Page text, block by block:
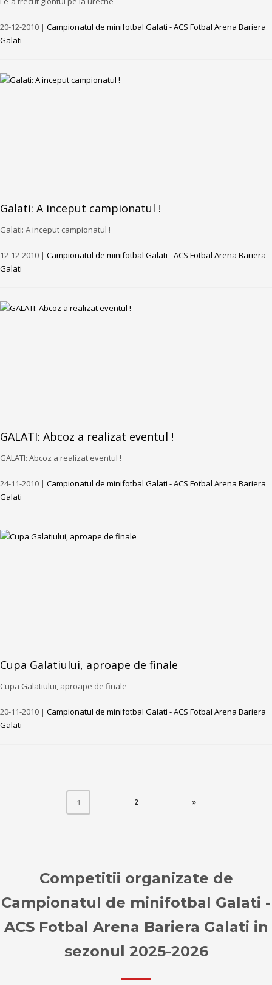
20-12-2010 | Campionatul de minifotbal Galati - ACS Fotbal Arena Bariera
Galati
Galati: A inceput campionatul !
Galati: A inceput campionatul !
12-12-2010 | Campionatul de minifotbal Galati - ACS Fotbal Arena Bariera
Galati
GALATI: Abcoz a realizat eventul !
GALATI: Abcoz a realizat eventul !
24-11-2010 | Campionatul de minifotbal Galati - ACS Fotbal Arena Bariera
Galati
Cupa Galatiului, aproape de finale
Cupa Galatiului, aproape de finale
20-11-2010 | Campionatul de minifotbal Galati - ACS Fotbal Arena Bariera
Galati
1 2 »
Competitii organizate de
Campionatul de minifotbal Galati -
ACS Fotbal Arena Bariera Galati in
sezonul 2025-2026